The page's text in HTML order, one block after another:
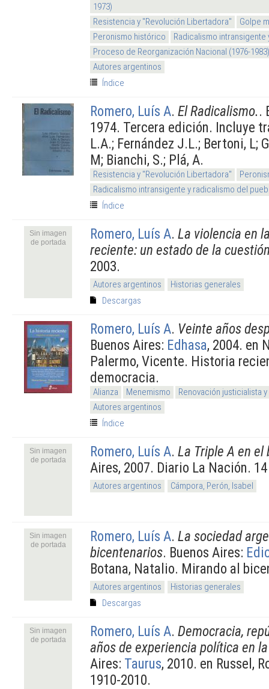
1973)
Resistencia y "Revolución Libertadora"
Golpe
Peronismo histórico
Radicalismo
Proceso de Reorganización Nacional (1976-1983)
Autores argentinos
Índice
Romero, Luís A. El Radicalismo..
1974. Tercera edición. Incluye
L.A.; Fernández J.L.; Bertoni, L;
M; Bianchi, S.; Plá, A.
Resistencia y "Revolución Libertadora"
Radicalismo intransigente y radicalismo del
Índice
Sin imagen
de portada
Romero, Luís A. La violencia en
reciente: un estado de la
2003.
Autores argentinos
Historias generales
Descargas
Romero, Luís A. Veinte años
Buenos Aires: Edhasa, 2004. en
Palermo, Vicente. Historia
democracia.
Alianza Menemismo
Renovación justicialista
Autores argentinos
Índice
Sin imagen
de portada
Romero, Luís A. La Triple A en el
Aires, 2007. Diario La Nación.
Autores argentinos Cámpora, Perón, Isabel
Sin imagen
de portada
Romero, Luís A. La sociedad
bicentenarios. Buenos Aires:
Botana, Natalio. Mirando al
Autores argentinos
Historias generales
Descargas
Sin imagen
de portada
Romero, Luís A. Democracia,
años de experiencia política en
Aires: Taurus, 2010. en Russel,
1910-2010.